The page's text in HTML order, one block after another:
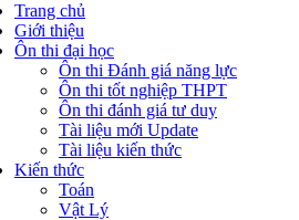
Trang chủ
Giới thiệu
Ôn thi đại học
Ôn thi Đánh giá năng lực
Ôn thi tốt nghiệp THPT
Ôn thi đánh giá tư duy
Tài liệu mới Update
Tài liệu kiến thức
Kiến thức
Toán
Vật Lý